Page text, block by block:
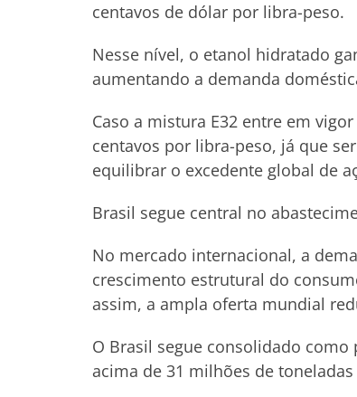
centavos de dólar por libra-peso.
Nesse nível, o etanol hidratado
aumentando a demanda
Caso a mistura E32 entre em
centavos por libra-peso, já que
equilibrar o excedente global de
Brasil segue central no
No mercado internacional, a
crescimento estrutural do
assim, a ampla oferta mundial
O Brasil segue consolidado
acima de 31 milhões de